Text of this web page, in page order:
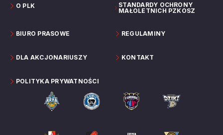
O PLK
STANDARDY OCHRONY
MAŁOLETNICH PZKOSZ
BIURO PRASOWE REGULAMINY
DLA AKCJONARIUSZY KONTAKT
POLITYKA PRYWATNOŚCI